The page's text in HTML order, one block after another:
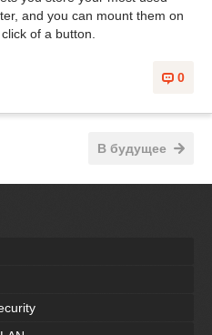
and you can mount them on
of a button.
0
В будущее